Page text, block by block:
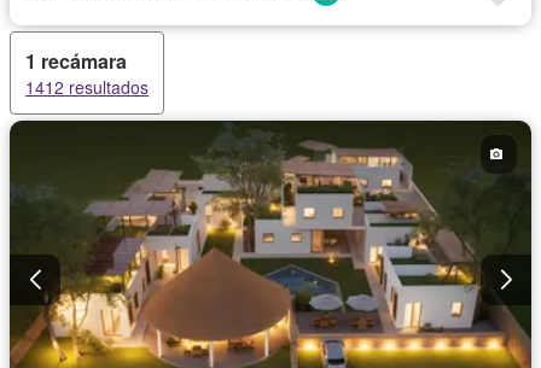
1 recámara
1412 resultados